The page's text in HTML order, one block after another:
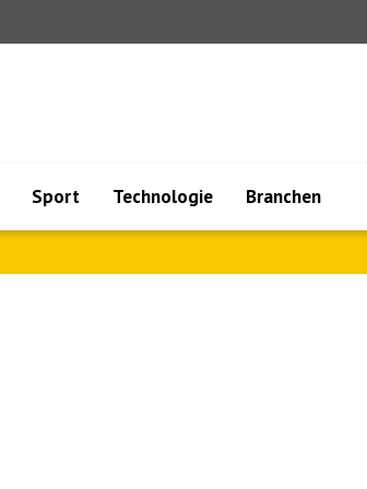
Sport Technologie Branchen